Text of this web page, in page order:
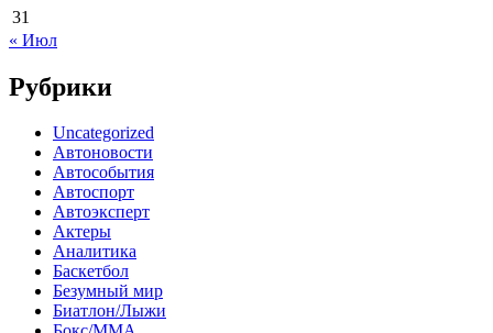
31
« Июл
Рубрики
Uncategorized
Автоновости
Автособытия
Автоспорт
Автоэксперт
Актеры
Аналитика
Баскетбол
Безумный мир
Биатлон/Лыжи